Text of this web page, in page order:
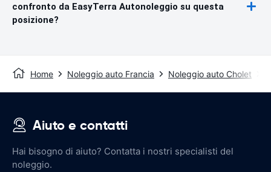
confronto da EasyTerra Autonoleggio su questa
posizione?
Home Noleggio auto Francia Noleggio auto Cholet
Aiuto e contatti
Hai bisogno di aiuto? Contatta i nostri specialisti del
noleggio.